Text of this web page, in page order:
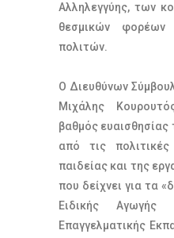
Αλληλεγγύης, των
θεσμικών
πολιτών.
Ο Διευθύνων
Μιχάλης
βαθμός ευαισθησίας
από τις
παιδείας και της
που δείχνει για τα
Ειδικής Αγωγής
Επαγγελματικής